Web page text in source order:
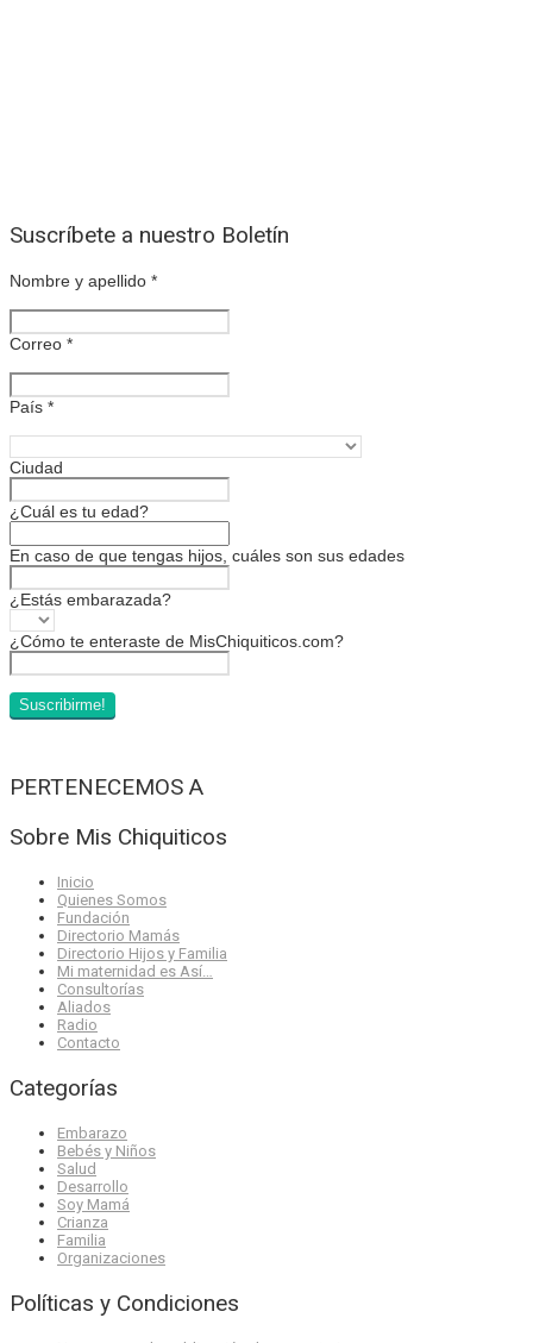
Suscríbete a nuestro Boletín
Nombre y apellido *
Correo *
País *
Ciudad
¿Cuál es tu edad?
En caso de que tengas hijos, cuáles son sus edades
¿Estás embarazada?
¿Cómo te enteraste de MisChiquiticos.com?
PERTENECEMOS A
Sobre Mis Chiquiticos
Inicio
Quienes Somos
Fundación
Directorio Mamás
Directorio Hijos y Familia
Mi maternidad es Así…
Consultorías
Aliados
Radio
Contacto
Categorías
Embarazo
Bebés y Niños
Salud
Desarrollo
Soy Mamá
Crianza
Familia
Organizaciones
Políticas y Condiciones